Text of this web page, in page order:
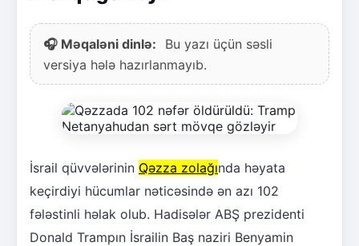
🎧 Məqaləni dinlə:
Bu yazı üçün səsli
versiya hələ hazırlanmayıb.
İsrail qüvvələrinin Qəzza zolağında həyata
keçirdiyi hücumlar nəticəsində ən azı 102
fələstinli həlak olub. Hadisələr ABŞ prezidenti
Donald Trampın İsrailin Baş naziri Benyamin